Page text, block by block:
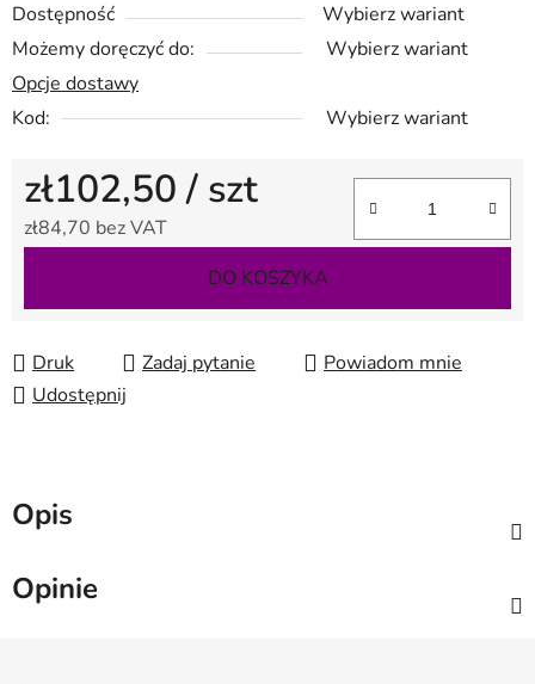
Dostępność
Wybierz wariant
Możemy doręczyć do:
Wybierz wariant
Opcje dostawy
Kod:
Wybierz wariant
zł102,50/ szt
zł84,70 bez VAT
DO KOSZYKA
Druk Zadaj pytanie
Powiadom mnie
Udostępnij
Opis
Opinie